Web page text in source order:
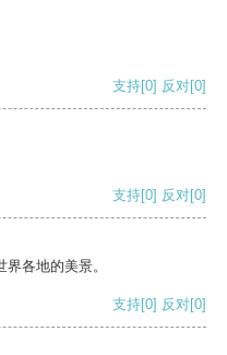
支持[0] 反对[0]
支持[0] 反对[0]
各地的美景。
支持[0] 反对[0]